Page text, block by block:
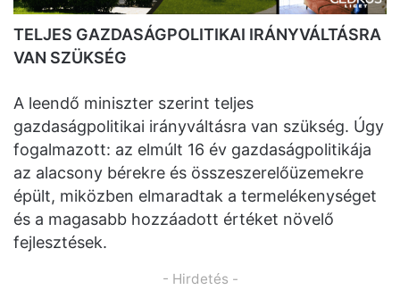
TELJES GAZDASÁGPOLITIKAI IRÁNYVÁLTÁSRA
VAN SZÜKSÉG
A leendő miniszter szerint teljes
gazdaságpolitikai irányváltásra van szükség. Úgy
fogalmazott: az elmúlt 16 év gazdaságpolitikája
az alacsony bérekre és összeszerelőüzemekre
épült, miközben elmaradtak a termelékenységet
és a magasabb hozzáadott értéket növelő
fejlesztések.
- Hirdetés -